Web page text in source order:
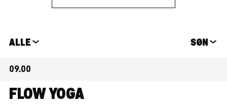
ALLE SØN
09.00
FLOW YOGA